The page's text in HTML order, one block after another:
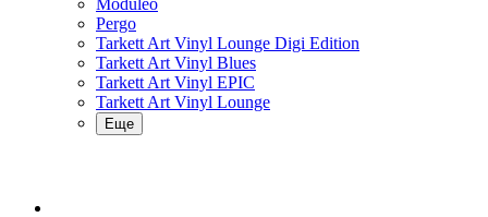
Moduleo
Pergo
Tarkett Art Vinyl Lounge Digi Edition
Tarkett Art Vinyl Blues
Tarkett Art Vinyl EPIC
Tarkett Art Vinyl Lounge
Еще